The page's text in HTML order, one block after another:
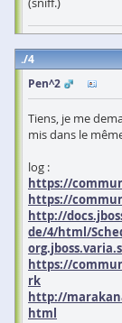
4
Pen^2
Tiens, je me
mis dans le
log :
https://
https://
http://
de/4/html/
https://
rk
http://
html